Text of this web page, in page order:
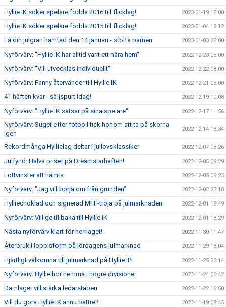
Hyllie IK söker spelare födda 2016 till flicklag! 2023-01-19 12:00
Hyllie IK söker spelare födda 2015 till flicklag! 2023-01-04 15:12
Få din julgran hämtad den 14 januari - stötta barnen 2023-01-03 22:00
Nyförvärv: "Hyllie IK har alltid varit ett nära hem" 2022-12-23 08:00
Nyförvärv: "Vill utvecklas individuellt" 2022-12-22 08:00
Nyförvärv: Fanny återvänder till Hyllie IK 2022-12-21 08:00
41 häften kvar - säljspurt idag! 2022-12-19 10:08
Nyförvärv: "Hyllie IK satsar på sina spelare" 2022-12-17 11:56
Nyförvärv: Suget efter fotboll fick honom att ta på skorna
igen
2022-12-14 18:34
Rekordmånga Hyllielag deltar i jullovsklassiker 2022-12-07 08:26
Julfynd: Halva priset på Dreamstarhäften! 2022-12-05 09:29
Lottvinster att hämta 2022-12-05 09:23
Nyförvärv: "Jag vill börja om från grunden" 2022-12-02 23:18
Hylliechoklad och signerad MFF-tröja på julmarknaden 2022-12-01 18:49
Nyförvärv: Vill ge tillbaka till Hyllie IK 2022-12-01 18:29
Nästa nyförvärv klart för herrlaget! 2022-11-30 11:47
Återbruk i loppisform på lördagens julmarknad 2022-11-29 18:04
Hjärtligt välkomna till julmarknad på Hyllie IP! 2022-11-25 23:14
Nyförvärv: Hyllie hör hemma i högre divisioner 2022-11-24 06:42
Damlaget vill stärka ledarstaben 2022-11-22 16:50
Vill du göra Hyllie IK ännu bättre? 2022-11-19 08:45